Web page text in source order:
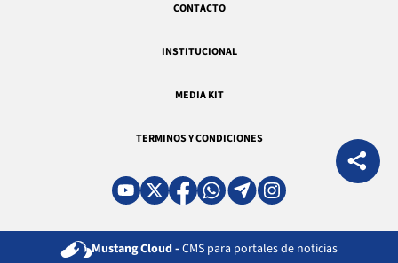
CONTACTO
INSTITUCIONAL
MEDIA KIT
TERMINOS Y CONDICIONES
Mustang Cloud - CMS para portales de noticias